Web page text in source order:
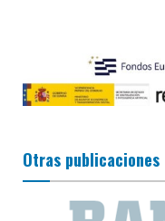
Otras publicaciones